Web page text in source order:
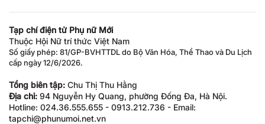
Tạp chí điện tử Phụ nữ Mới
Thuộc Hội Nữ trí thức Việt Nam
Số giấy phép: 81/GP-BVHTTDL do Bộ Văn Hóa, Thể Thao và Du Lịch
cấp ngày 12/6/2026.
Tổng biên tập: Chu Thị Thu Hằng
Địa chỉ: 94 Nguyễn Hy Quang, phường Đống Đa, Hà Nội.
Hotline: 024.36.555.655 - 0913.212.736 - Email:
tapchi@phunumoi.net.vn